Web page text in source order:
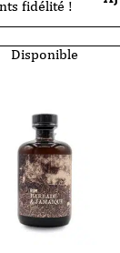
fidélité !
Disponible